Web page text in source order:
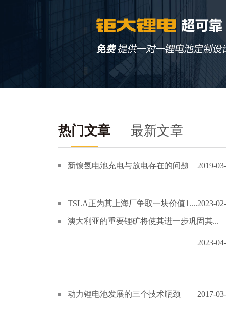
热门文章 最新文章
新镍氢电池充电与放电存在的问题 2019-
TSLA正为其上海厂争取一块价值1....2023-
澳大利亚的重要锂矿将使其进一步巩固其...
2023-
动力锂电池发展的三个技术瓶颈 2017-